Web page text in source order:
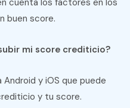
cuenta los factores en los
buen score.
mi score crediticio?
y iOS que puede
y tu score.